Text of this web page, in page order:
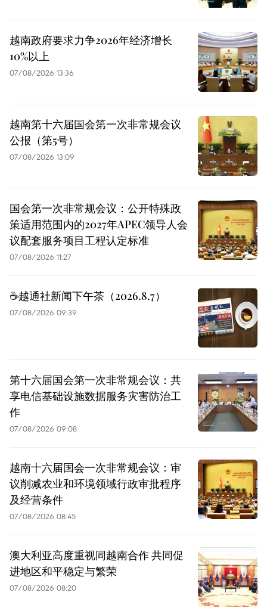
越南政府要求力争2026年经济增长
10%以上
07/08/2026 13:36
越南第十六届国会第一次非常规会议
公报（第5号）
07/08/2026 13:09
国会第一次非常规会议：公开特殊政
策适用范围内的2027年APEC领导人会
议配套服务项目工程认定标准
07/08/2026 11:27
☕️越通社新闻下午茶（2026.8.7）
07/08/2026 09:39
第十六届国会第一次非常规会议：共
享电信基础设施数据服务灾害防治工
作
07/08/2026 09:08
越南十六届国会一次非常规会议：审
议削减农业和环境领域行政审批程序
及经营条件
07/08/2026 08:45
澳大利亚高度重视同越南合作 共同促
进地区和平稳定与繁荣
07/08/2026 08:20